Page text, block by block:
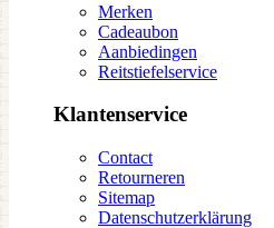
Merken
Cadeaubon
Aanbiedingen
Reitstiefelservice
Klantenservice
Contact
Retourneren
Sitemap
Datenschutzerklärung